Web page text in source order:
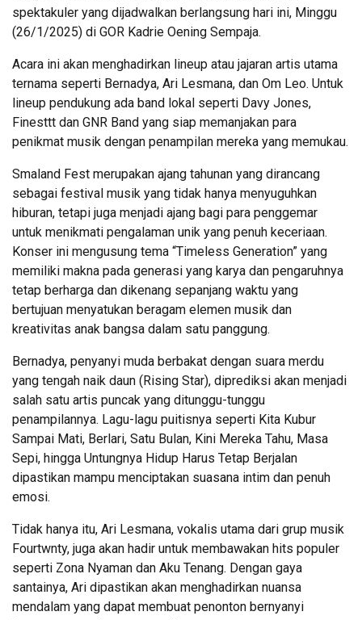
spektakuler yang dijadwalkan berlangsung hari ini, Minggu
(26/1/2025) di GOR Kadrie Oening Sempaja.
Acara ini akan menghadirkan lineup atau jajaran artis utama
ternama seperti Bernadya, Ari Lesmana, dan Om Leo. Untuk
lineup pendukung ada band lokal seperti Davy Jones,
Finesttt dan GNR Band yang siap memanjakan para
penikmat musik dengan penampilan mereka yang memukau.
Smaland Fest merupakan ajang tahunan yang dirancang
sebagai festival musik yang tidak hanya menyuguhkan
hiburan, tetapi juga menjadi ajang bagi para penggemar
untuk menikmati pengalaman unik yang penuh keceriaan.
Konser ini mengusung tema “Timeless Generation” yang
memiliki makna pada generasi yang karya dan pengaruhnya
tetap berharga dan dikenang sepanjang waktu yang
bertujuan menyatukan beragam elemen musik dan
kreativitas anak bangsa dalam satu panggung.
Bernadya, penyanyi muda berbakat dengan suara merdu
yang tengah naik daun (Rising Star), diprediksi akan menjadi
salah satu artis puncak yang ditunggu-tunggu
penampilannya. Lagu-lagu puitisnya seperti Kita Kubur
Sampai Mati, Berlari, Satu Bulan, Kini Mereka Tahu, Masa
Sepi, hingga Untungnya Hidup Harus Tetap Berjalan
dipastikan mampu menciptakan suasana intim dan penuh
emosi.
Tidak hanya itu, Ari Lesmana, vokalis utama dari grup musik
Fourtwnty, juga akan hadir untuk membawakan hits populer
seperti Zona Nyaman dan Aku Tenang. Dengan gaya
santainya, Ari dipastikan akan menghadirkan nuansa
mendalam yang dapat membuat penonton bernyanyi